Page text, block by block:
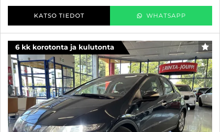
KATSO TIEDOT WHATSAPP
6 kk korotonta ja kulutonta